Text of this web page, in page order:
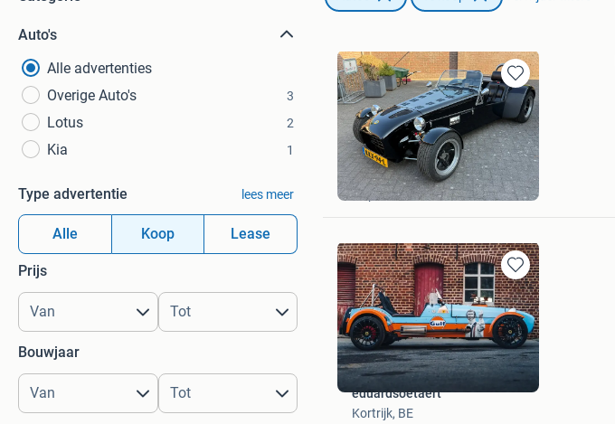
Auto's
Alle advertenties
Overige Auto's
3
Lotus 2
Kia 1
Type advertentie lees meer
Alle Koop Lease
Prijs
Bouwjaar
Bewaren
in
Mijn
Favorieten
Ad
Hapert
Bewaren
in
Mijn
Favorieten
eduardsoetaert
Kortrijk, BE